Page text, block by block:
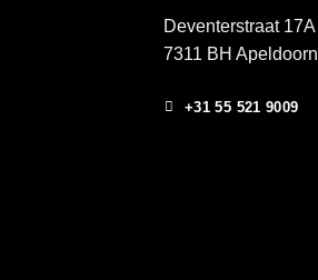
Deventerstraat 17A
7311 BH Apeldoorn
+31 55 521 9009